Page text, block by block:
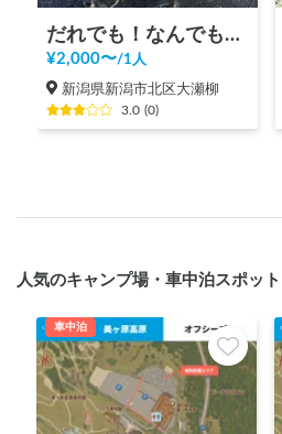
だれでも！なんでも！農家体験👨‍🌾
¥2,000〜/1人
新潟県新潟市北区大瀬柳
3.0 (0)
人気のキャンプ場・車中泊スポット
車中泊